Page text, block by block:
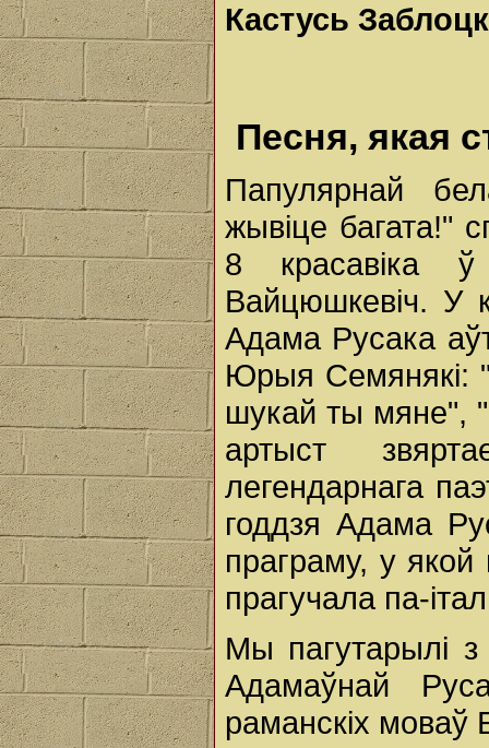
Кастусь
Песня, якая
Папулярнай
жывіце багата!"
8 красавіка
Вайцюшкевіч. У
Адама Русака
Юрыя Семянякі:
шукай ты мяне",
артыст
легендарнага
годдзя Адама
праграму, у
прагучала па-
Мы пагутарылі
Адамаўнай
раманскіх моваў